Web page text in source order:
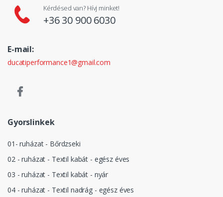
Kérdésed van? Hívj minket!
+36 30 900 6030
E-mail:
ducatiperformance1@gmail.com
Gyorslinkek
01- ruházat - Bőrdzseki
02 - ruházat - Textil kabát - egész éves
03 - ruházat - Textil kabát - nyár
04 - ruházat - Textil nadrág - egész éves